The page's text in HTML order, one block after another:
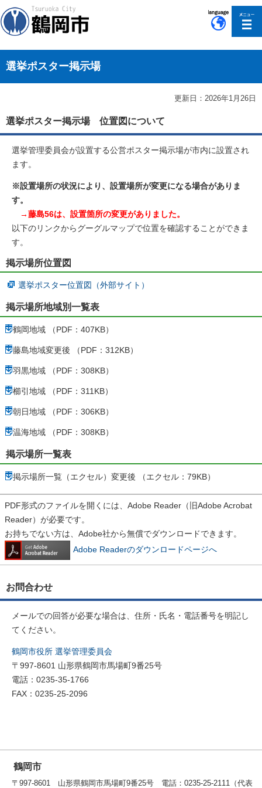
選挙ポスター掲示場
更新日：2026年1月26日
選挙ポスター掲示場 位置図について
選挙管理委員会が設置する公営ポスター掲示場が市内に設置され
ます。
※設置場所の状況により、設置場所が変更になる場合がありま
す。
→藤島56は、設置箇所の変更がありました。
以下のリンクからグーグルマップで位置を確認することができま
す。
掲示場所位置図
選挙ポスター位置図（外部サイト）
掲示場所地域別一覧表
鶴岡地域 （PDF：407KB）
藤島地域変更後 （PDF：312KB）
羽黒地域 （PDF：308KB）
櫛引地域 （PDF：311KB）
朝日地域 （PDF：306KB）
温海地域 （PDF：308KB）
掲示場所一覧表
掲示場所一覧（エクセル）変更後 （エクセル：79KB）
PDF形式のファイルを開くには、Adobe Reader（旧Adobe Acrobat
Reader）が必要です。
お持ちでない方は、Adobe社から無償でダウンロードできます。
Adobe Readerのダウンロードページへ
お問合わせ
メールでの回答が必要な場合は、住所・氏名・電話番号を明記し
てください。
鶴岡市役所 選挙管理委員会
〒997-8601 山形県鶴岡市馬場町9番25号
電話：0235-35-1766
FAX：0235-25-2096
鶴岡市
〒997-8601 山形県鶴岡市馬場町9番25号 電話：0235-25-2111（代表